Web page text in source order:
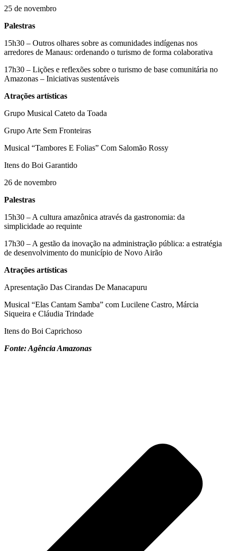
25 de novembro
Palestras
15h30 – Outros olhares sobre as comunidades indígenas nos
arredores de Manaus: ordenando o turismo de forma colaborativa
17h30 – Lições e reflexões sobre o turismo de base comunitária no
Amazonas – Iniciativas sustentáveis
Atrações artísticas
Grupo Musical Cateto da Toada
Grupo Arte Sem Fronteiras
Musical “Tambores E Folias” Com Salomão Rossy
Itens do Boi Garantido
26 de novembro
Palestras
15h30 – A cultura amazônica através da gastronomia: da
simplicidade ao requinte
17h30 – A gestão da inovação na administração pública: a estratégia
de desenvolvimento do município de Novo Airão
Atrações artísticas
Apresentação Das Cirandas De Manacapuru
Musical “Elas Cantam Samba” com Lucilene Castro, Márcia
Siqueira e Cláudia Trindade
Itens do Boi Caprichoso
Fonte: Agência Amazonas